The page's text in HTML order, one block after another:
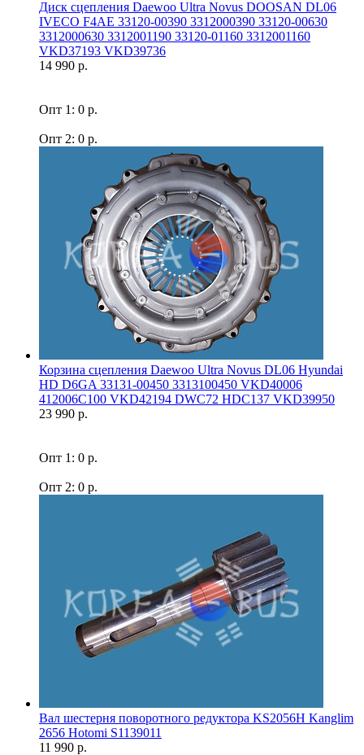
Диск сцепления Daewoo Ultra Novus DOOSAN DL06
IVECO F4AE 33120-00390 3312000390 33120-00630
3312000630 3312001190 33120-01160 3312001160
VKD37193 VKD39736
14 990 р.
Опт 1: 0 р.
Опт 2: 0 р.
Корзина сцепления Daewoo Ultra Novus DL06 Hyundai
HD D6GA 33131-00450 3313100450 VKD40006
412006C100 VKD42194 DWC72 HDC137 VKD39950
23 990 р.
Опт 1: 0 р.
Опт 2: 0 р.
Вал шестерня поворотного редуктора KS2056H Kanglim
2656 Hotomi S1139011
11 990 р.